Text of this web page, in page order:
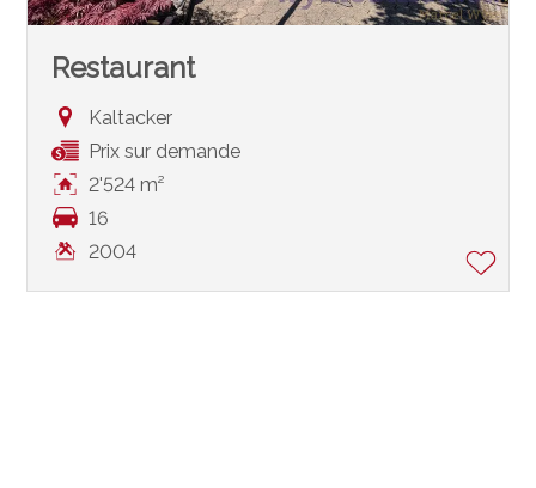
Restaurant
Kaltacker
Prix sur demande
2'524 m²
16
2004